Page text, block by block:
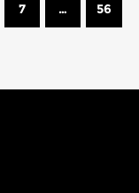
7 … 56